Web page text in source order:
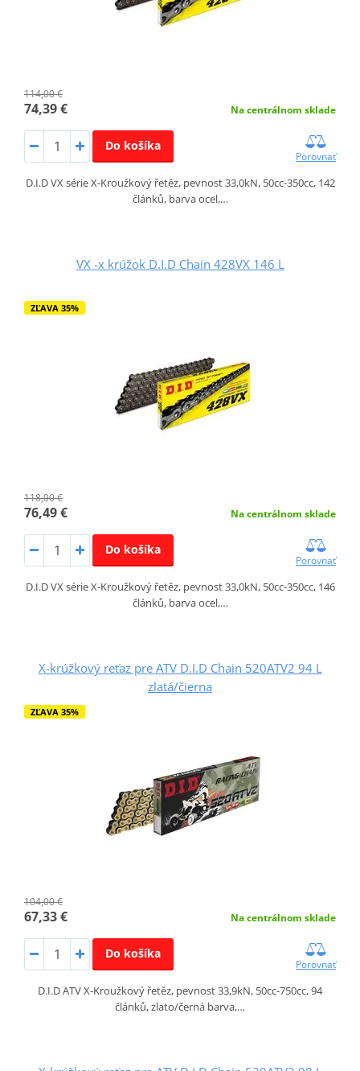
114,00 €
74,39 € Na centrálnom sklade
Do košíka
Porovnať
D.I.D VX série X-Kroužkový řetěz, pevnost 33,0kN, 50cc-350cc, 142
článků, barva ocel,…
VX -x krúžok D.I.D Chain 428VX 146 L
ZĽAVA 35%
118,00 €
76,49 € Na centrálnom sklade
Do košíka
Porovnať
D.I.D VX série X-Kroužkový řetěz, pevnost 33,0kN, 50cc-350cc, 146
článků, barva ocel,…
X-krúžkový reťaz pre ATV D.I.D Chain 520ATV2 94 L
zlatá/čierna
ZĽAVA 35%
104,00 €
67,33 € Na centrálnom sklade
Do košíka
Porovnať
D.I.D ATV X-Kroužkový řetěz, pevnost 33,9kN, 50cc-750cc, 94
článků, zlato/černá barva,…